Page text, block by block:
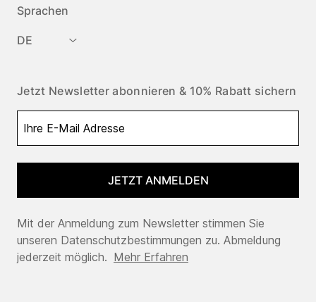
Sprachen
DE
Jetzt Newsletter abonnieren & 10% Rabatt sichern
JETZT ANMELDEN
Mit der Anmeldung zum Newsletter stimmen Sie
unseren Datenschutzbestimmungen zu. Abmeldung
jederzeit möglich. Mehr Erfahren